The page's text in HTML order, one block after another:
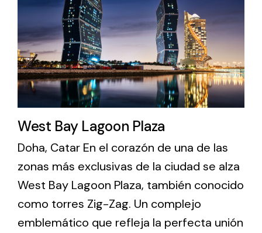
Lighting and Electrical
Equipment
Complete solutions in lighting and electrical
material for each project and need
Ventilación
Amplia gama de ventiladores y equipos de
ventilación industriales
West Bay Lagoon Plaza
Doha, Catar En el corazón de una de las
zonas más exclusivas de la ciudad se alza
West Bay Lagoon Plaza, también conocido
como torres Zig-Zag. Un complejo
emblemático que refleja la perfecta unión